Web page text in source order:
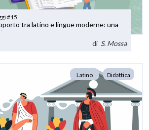
Insegnare Latino oggi #15
tra latino e lingue moderne: una
di S. Mossa
Latino Didattica